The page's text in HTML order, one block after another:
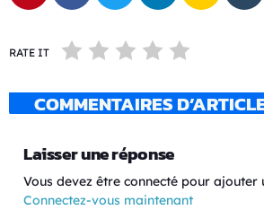
RATE IT
COMMENTAIRES
Laisser une réponse
Vous devez être connecté pour ajouter
Connectez-vous maintenant